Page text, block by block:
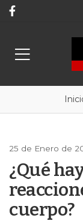
25 de Enero de
¿Qué
cuerpo?